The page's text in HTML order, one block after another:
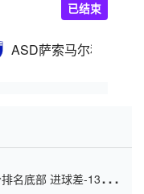
ASD萨索马尔科尼
已结束
名底部 进球差-13令人